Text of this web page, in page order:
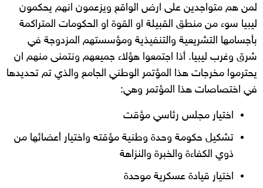
لمن هم متواجدين على ارض الواقع ويزعمون انهم يحكمون
ليبيا سوء من منطق القبيلة او القوة او الحكومات المتراكمة
بأجسامها التشريعية والتنفيذية ومؤسستهم المزدوجة في
شرق وغرب ليبيا. أذا اجتمعوا هؤلاء جميعهم ونتمنى منهم ان
يحترموا مخرجات هذا المؤتمر الوطني الجامع والذي تم تحديدها
في اختصاصات هذا المؤتمر وهي:
اختيار مجلس رئاسي مؤقت
تشكيل حكومة وحدة وطنية مؤقته واختيار أعضائها من
ذوي الكفاءة والخبرة والنزاهة
اختيار قيادة عسكرية موحدة